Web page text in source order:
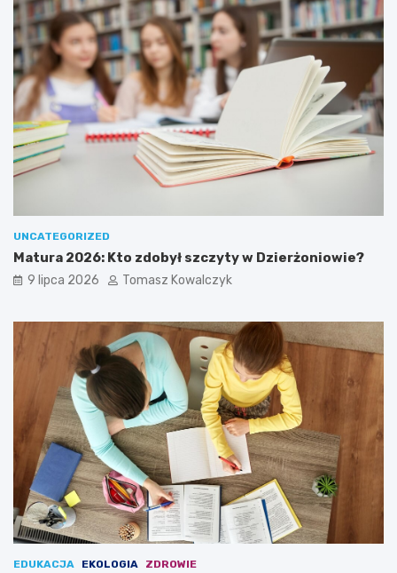
UNCATEGORIZED
Matura 2026: Kto zdobył szczyty w Dzierżoniowie?
9 lipca 2026 Tomasz Kowalczyk
EDUKACJA EKOLOGIA ZDROWIE